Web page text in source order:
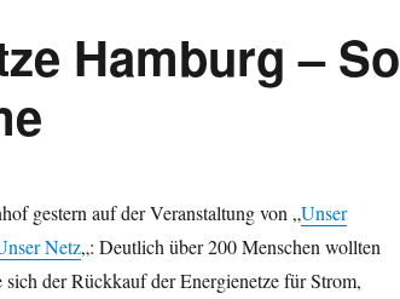
Hamburg – So
gestern auf der Veranstaltung von „Unser
Netz„: Deutlich über 200 Menschen wollten
sich der Rückkauf der Energienetze für Strom,